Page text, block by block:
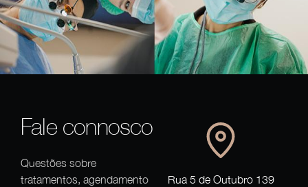
Fale connosco
Questões sobre
tratamentos, agendamento
Rua 5 de Outubro 139